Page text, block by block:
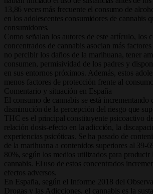
13,86 veces más frecuente el consumo de
en los adolescentes consumidores de cannabis
consumidores.
Como señalan los autores de este artículo, los
concentrados de cannabis asocian más factores
no percibir los daños de la marihuana, tener
consumen, permisividad de los padres y
en sus entornos próximos. Además, estos
menos factores de protección frente al
Comentario y situación en España
El consumo de cannabis se está incrementando
disminución de la percepción del riesgo que
THC es el principal constituyente psicoactivo
relación dosis-efecto en la adicción, la
experiencias psicóticas. Se ha pasado de
de la marihuana a contenidos superiores al 39-
80%, según los medios utilizados para producir
cannabis. El uso de estos concentrados
efectos adversos.
En España, según el Informe 2018 del
Drogas y las Adicciones, el cannabis es la